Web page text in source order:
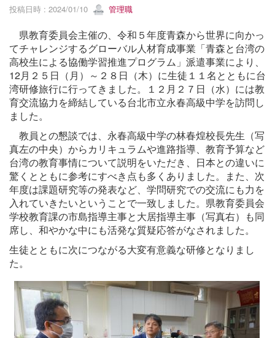
投稿日時 : 2024/01/10 管理職
県教育委員会主催の、令和５年度青森から世界に向かっ
てチャレンジするグローバル人材育成事業「青森と台湾の
高校生による協働学習推進プログラム」派遣事業により、
12月２５日（月）～２８日（木）に生徒１１名とともに台
湾研修旅行に行ってきました。１２月２７日（水）には教
育交流協力を締結している台北市立永春高級中学を訪問し
ました。
教員との懇談では、永春高級中学の林春煌校長先生（写
真左の中央）からカリキュラムや進路指導、教育予算など
台湾の教育事情について説明をいただき、日本との違いに
驚くとともに参考にすべき点も多くありました。また、次
年度は課題研究等の発表など、学問研究での交流にも力を
入れていきたいということで一致しました。県教育委員会
学校教育課の市島指導主事と大居指導主事（写真右）も同
席し、和やかな中にも活発な質疑応答がなされました。
生徒とともに次につながる大変有意義な研修となりまし
た。